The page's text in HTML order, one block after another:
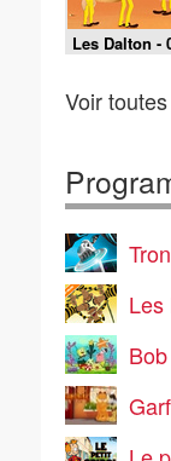
Les Dalton -
Voir
Les